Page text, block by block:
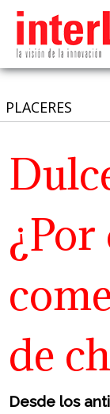
PLACERES
¿Por
de
Desde los